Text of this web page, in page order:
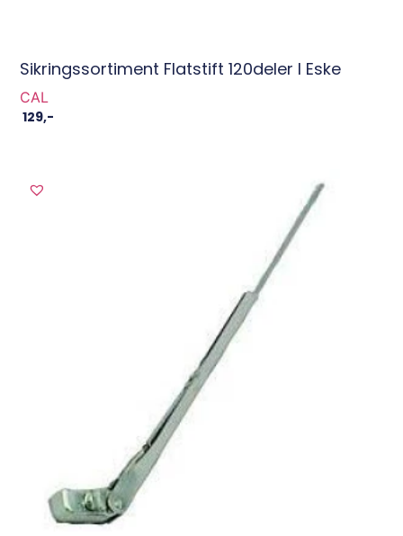
Sikringssortiment Flatstift 120deler I Eske
CAL
129,-